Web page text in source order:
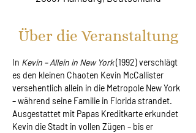
Über die Veranstaltung
In Kevin – Allein in New York (1992) verschlägt
es den kleinen Chaoten Kevin McCallister
versehentlich allein in die Metropole New York
– während seine Familie in Florida strandet.
Ausgestattet mit Papas Kreditkarte erkundet
Kevin die Stadt in vollen Zügen – bis er